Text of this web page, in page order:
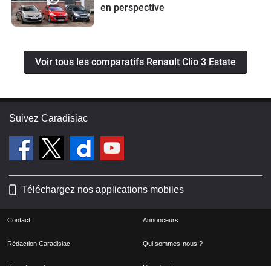
en perspective
Voir tous les comparatifs Renault Clio 3 Estate
Suivez Caradisiac
Téléchargez nos applications mobiles
Contact Annonceurs
Rédaction Caradisiac Qui sommes-nous ?